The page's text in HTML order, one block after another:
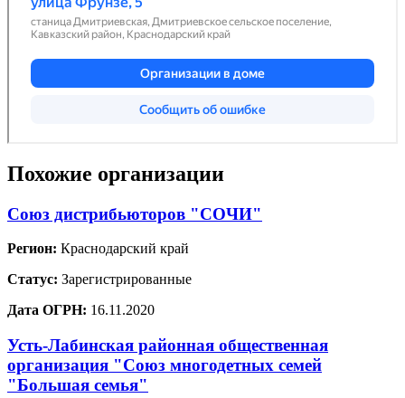
Похожие организации
Союз дистрибьюторов "СОЧИ"
Регион: Краснодарский край
Статус: Зарегистрированные
Дата ОГРН: 16.11.2020
Усть-Лабинская районная общественная
организация "Союз многодетных семей
"Большая семья"